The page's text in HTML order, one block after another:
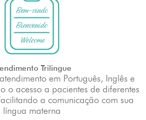
Trilingue
em Português, Inglês e
o acesso a pacientes de diferentes
a comunicação com sua
língua materna